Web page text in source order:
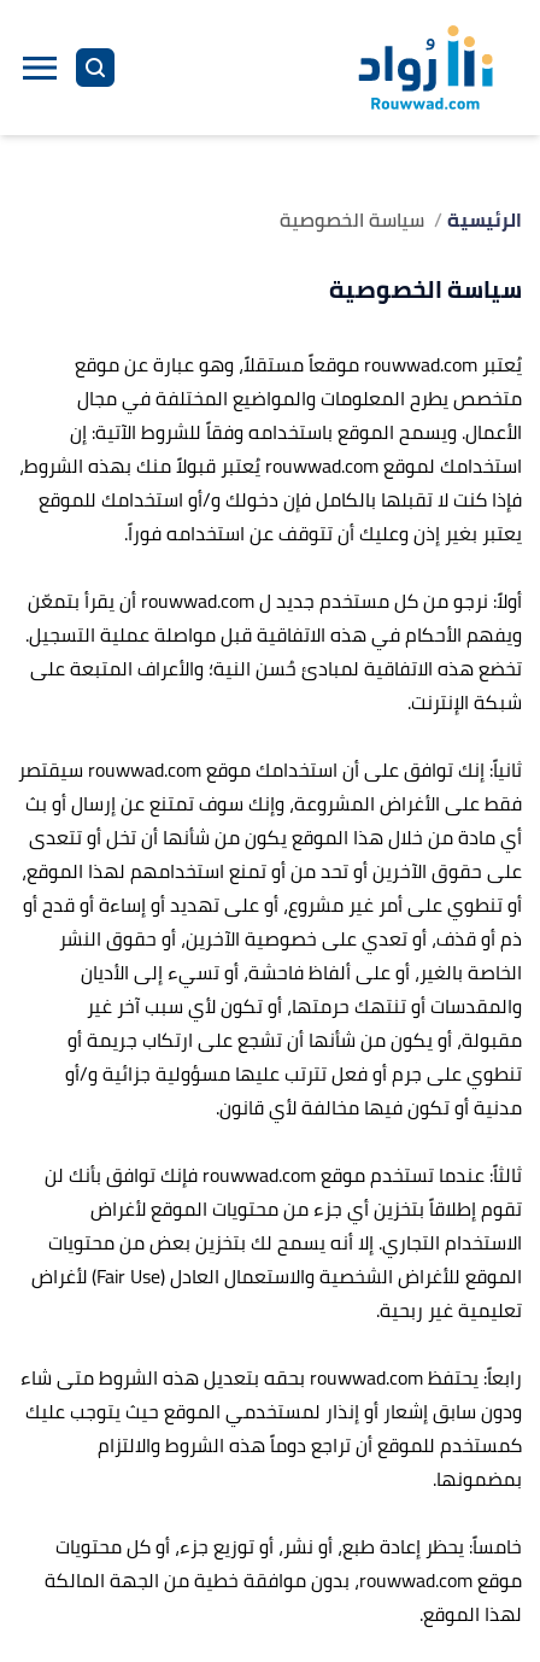
الرئيسية سياسة الخصوصية
سياسة الخصوصية
يُعتبر rouwwad.com موقعاً مستقلاً، وهو عبارة عن موقع
متخصص يطرح المعلومات والمواضيع المختلفة في مجال
الأعمال. ويسمح الموقع باستخدامه وفقاً للشروط الآتية: إن
استخدامك لموقع rouwwad.com يُعتبر قبولاً منك بهذه الشروط،
فإذا كنت لا تقبلها بالكامل فإن دخولك و/أو استخدامك للموقع
يعتبر بغير إذن وعليك أن تتوقف عن استخدامه فوراً.
أولاً: نرجو من كل مستخدم جديد ل rouwwad.com أن يقرأ بتمعّن
ويفهم الأحكام في هذه الاتفاقية قبل مواصلة عملية التسجيل.
تخضع هذه الاتفاقية لمبادئ حُسن النية؛ والأعراف المتبعة على
شبكة الإنترنت.‏
ثانياً: إنك توافق على أن استخدامك موقع rouwwad.com سيقتصر
فقط على الأغراض المشروعة، وإنك سوف تمتنع عن إرسال أو بث
أي مادة من خلال هذا الموقع يكون من شأنها أن تخل أو تتعدى
على حقوق الآخرين أو تحد من أو تمنع استخدامهم لهذا الموقع،
أو تنطوي على أمر غير مشروع، أو على تهديد أو إساءة أو قدح أو
ذم أو قذف، أو تعدي على خصوصية الآخرين، أو حقوق النشر
الخاصة بالغير، أو على ألفاظ فاحشة، أو تسيء إلى الأديان
والمقدسات أو تنتهك حرمتها، أو تكون لأي سبب آخر غير
مقبولة، أو يكون من شأنها أن تشجع على ارتكاب جريمة أو
تنطوي على جرم أو فعل تترتب عليها مسؤولية جزائية و/أو
مدنية أو تكون فيها مخالفة لأي قانون.
ثالثاً: عندما تستخدم موقع rouwwad.com فإنك توافق بأنك لن
تقوم إطلاقاً بتخزين أي جزء من محتويات الموقع لأغراض
الاستخدام التجاري. إلا أنه يسمح لك بتخزين بعض من محتويات
الموقع للأغراض الشخصية والاستعمال العادل (Fair Use) لأغراض
تعليمية غير ربحية.
رابعاً: يحتفظ rouwwad.com بحقه بتعديل هذه الشروط متى شاء
ودون سابق إشعار أو إنذار لمستخدمي الموقع حيث يتوجب عليك
كمستخدم للموقع أن تراجع دوماً هذه الشروط والالتزام
بمضمونها.
خامساً: يحظر إعادة طبع، أو نشر، أو توزيع جزء، أو كل محتويات
موقع rouwwad.com، بدون موافقة خطية من الجهة المالكة
لهذا الموقع.